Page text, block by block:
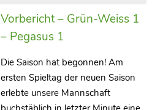
Vorbericht – Grün-Weiss 1
– Pegasus 1
Die Saison hat begonnen! Am
ersten Spieltag der neuen Saison
erlebte unsere Mannschaft